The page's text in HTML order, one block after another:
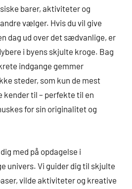
barer, aktiviteter og
vælger. Hvis du vil give
dag ud over det sædvanlige, er
i byens skjulte kroge. Bag
indgange gemmer
steder, som kun de mest
kender til – perfekte til en
for sin originalitet og
med på opdagelse i
univers. Vi guider dig til skjulte
vilde aktiviteter og kreative